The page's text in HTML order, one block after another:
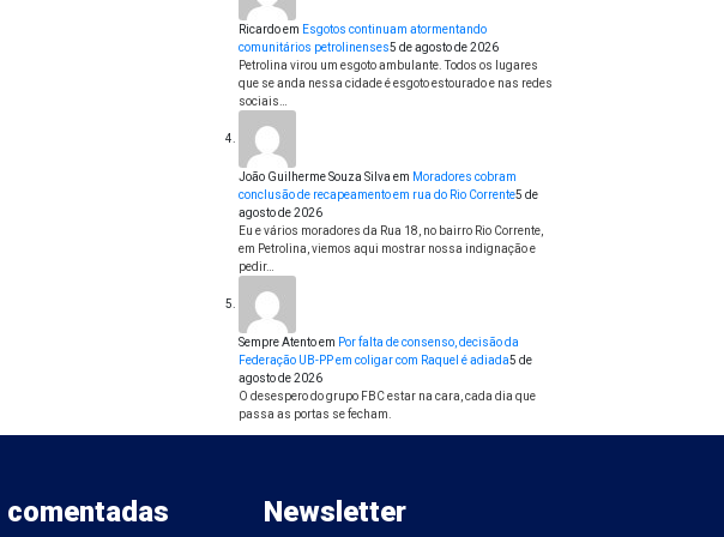
Ricardoem Esgotos continuam atormentando
comunitários petrolinenses5 de agosto de 2026
Petrolina virou um esgoto ambulante. Todos os lugares
que se anda nessa cidade é esgoto estourado e nas redes
sociais…
João Guilherme Souza Silva em Moradores cobram
conclusão de recapeamento em rua do Rio Corrente5 de
agosto de 2026
Eu e vários moradores da Rua 18, no bairro Rio Corrente,
em Petrolina, viemos aqui mostrar nossa indignação e
pedir…
Sempre Atentoem Por falta de consenso, decisão da
Federação UB-PP em coligar com Raquel é adiada5 de
agosto de 2026
O desespero do grupo FBC estar na cara, cada dia que
passa as portas se fecham.
comentadas Newsletter